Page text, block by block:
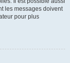
les messages doivent
pour plus